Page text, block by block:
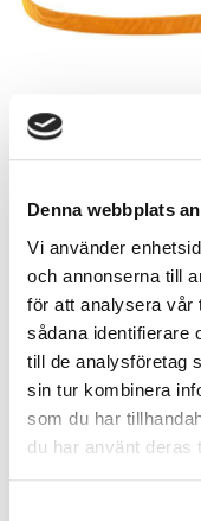
Denna webbplats
Vi använder
och annonserna till
för att analysera vår
sådana identifierare
till de analysföretag
sin tur kombinera
som du har
du har använt deras
336,00
Length
Quantity